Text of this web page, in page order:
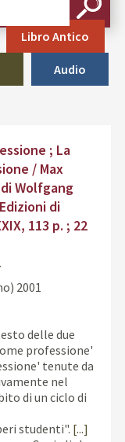
Libro Antico
Audio
CERCA
; La
/ Max
Wolfgang
di
113 p. ; 22
2001
delle due
professione'
tenute da
nel
di un ciclo di
studenti". [...]